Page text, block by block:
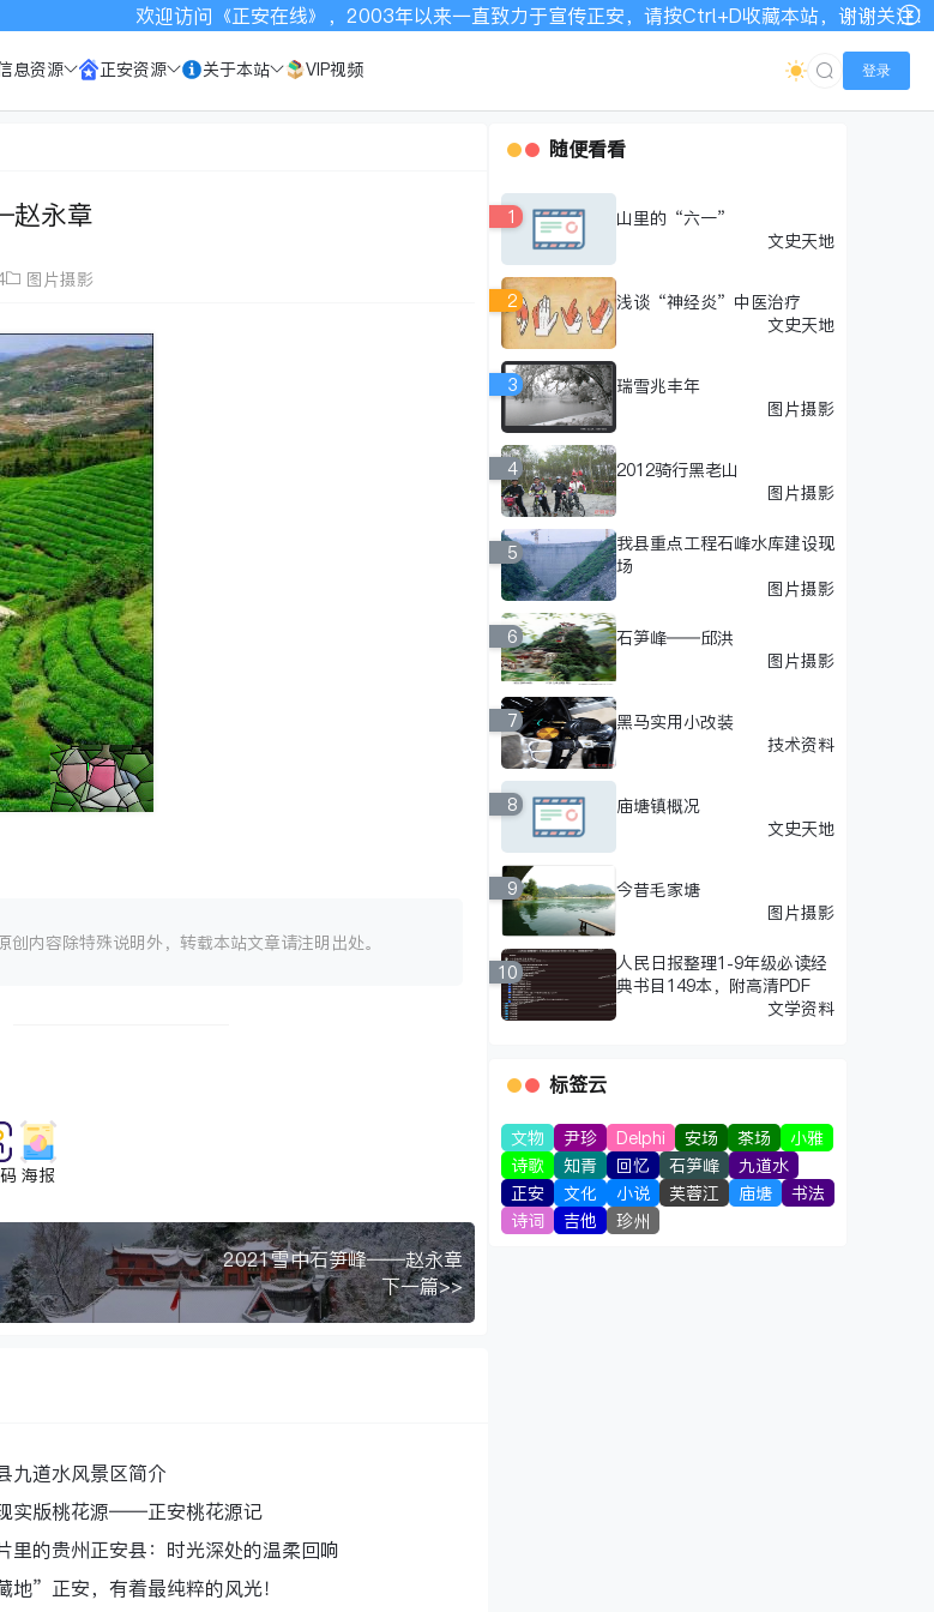
欢迎访问《正安在线》，2003年以来一直致力于宣传正安，请按Ctrl+D收藏本站，谢谢关注！网站
息资源 正安资源 关于本站 VIP视频 登录
赵永章
图片摄影
内容除特殊说明外，转载本站文章请注明出处。
海报
2021雪中石笋峰——赵永章
下一篇>>
九道水风景区简介
实版桃花源——正安桃花源记
里的贵州正安县：时光深处的温柔回响
地”正安，有着最纯粹的风光！
随便看看
1
山里的“六一”
文史天地
2
浅谈“神经炎”中医治疗
文史天地
3
瑞雪兆丰年
图片摄影
4
2012骑行黑老山
图片摄影
5
我县重点工程石峰水库建设现
场
图片摄影
6
石笋峰——邱洪
图片摄影
7
黑马实用小改装
技术资料
8
庙塘镇概况
文史天地
9
今昔毛家塘
图片摄影
10
人民日报整理1-9年级必读经
典书目149本，附高清PDF
文学资料
标签云
文物 尹珍 Delphi 安场 茶场
小雅
诗歌
知青 回忆 石笋峰
九道水
正安
文化 小说 芙蓉江 庙塘
书法
诗词
吉他 珍州